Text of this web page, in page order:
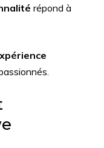
répond à